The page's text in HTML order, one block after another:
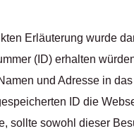
Erläuterung wurde
(ID) erhalten
und Adresse in
ID die
sollte sowohl dieser